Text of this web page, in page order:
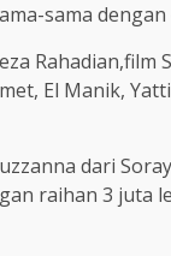
sama
El Manik,
dari
raihan 3 juta